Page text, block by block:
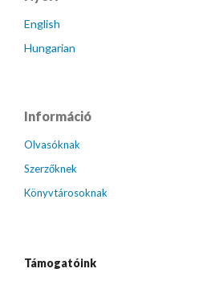
English
Hungarian
Információ
Olvasóknak
Szerzőknek
Könyvtárosoknak
Támogatóink